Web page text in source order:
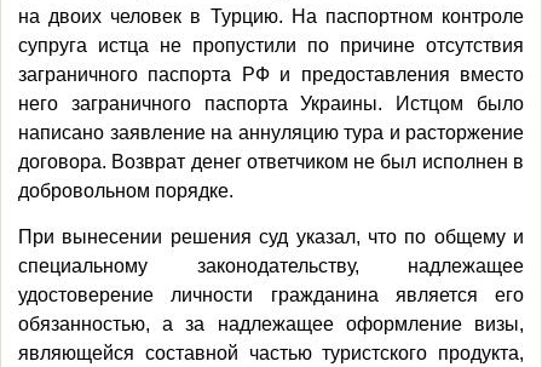
на двоих человек в Турцию. На паспортном контроле
супруга истца не пропустили по причине отсутствия
заграничного паспорта РФ и предоставления вместо
него заграничного паспорта Украины. Истцом было
написано заявление на аннуляцию тура и расторжение
договора. Возврат денег ответчиком не был исполнен в
добровольном порядке.
При вынесении решения суд указал, что по общему и
специальному законодательству, надлежащее
удостоверение личности гражданина является его
обязанностью, а за надлежащее оформление визы,
являющейся составной частью туристского продукта,